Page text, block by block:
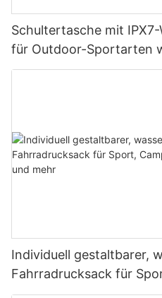
Schultertasche mit
für Outdoor-Sportarten
Rafting,
Individuell gestaltbarer,
Fahrradrucksack für
Schwimmen, Tauchen